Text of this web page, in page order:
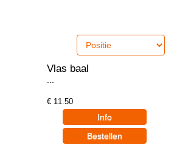
Vlas baal
€ 11.50